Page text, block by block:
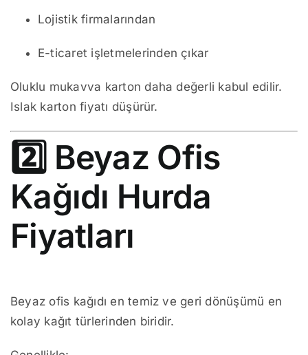
Lojistik firmalarından
E-ticaret işletmelerinden çıkar
Oluklu mukavva karton daha değerli kabul edilir.
Islak karton fiyatı düşürür.
2️⃣ Beyaz Ofis
Kağıdı Hurda
Fiyatları
Beyaz ofis kağıdı en temiz ve geri dönüşümü en
kolay kağıt türlerinden biridir.